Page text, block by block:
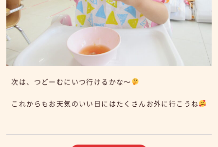
次は、つどーむにいつ行けるかな～
これからもお天気のいい日にはたくさんお外に行こうね